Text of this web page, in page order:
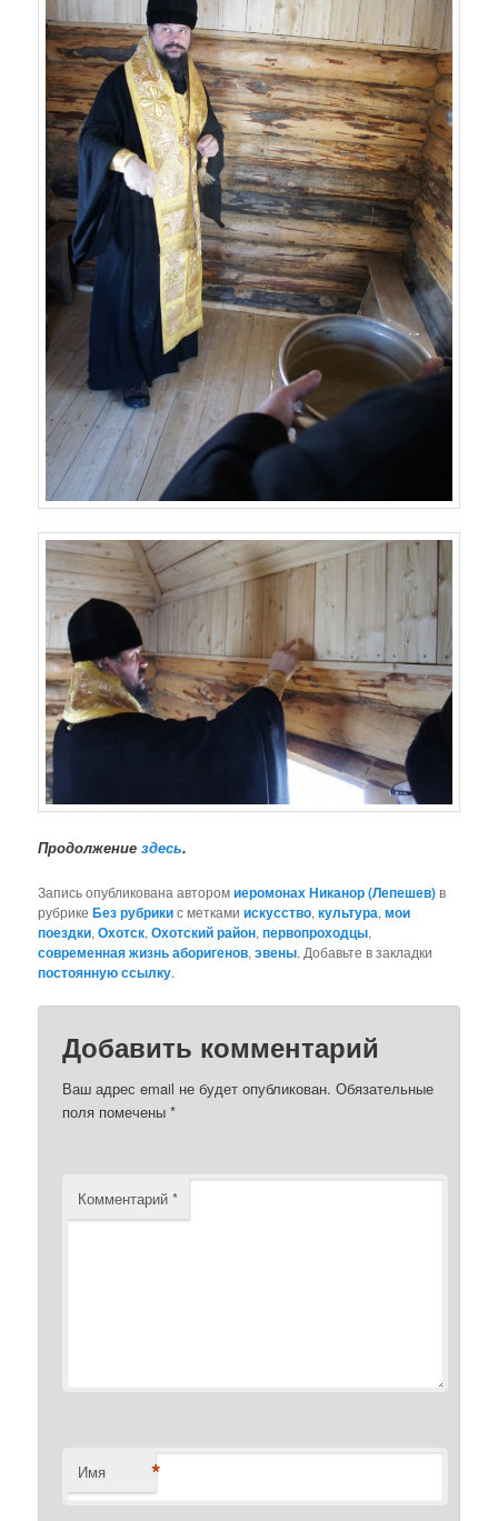
Продолжениездесь.
Запись опубликована авторомиеромонах Никанор (Лепешев)в
рубрикеБез рубрикис меткамиискусство,культура,мои
поездки,Охотск,Охотский район,первопроходцы,
современная жизнь аборигенов,эвены. Добавьте в закладки
постоянную ссылку.
Добавить комментарий
Ваш адрес email не будет опубликован. Обязательные
поля помечены*
Комментарий*
Имя *